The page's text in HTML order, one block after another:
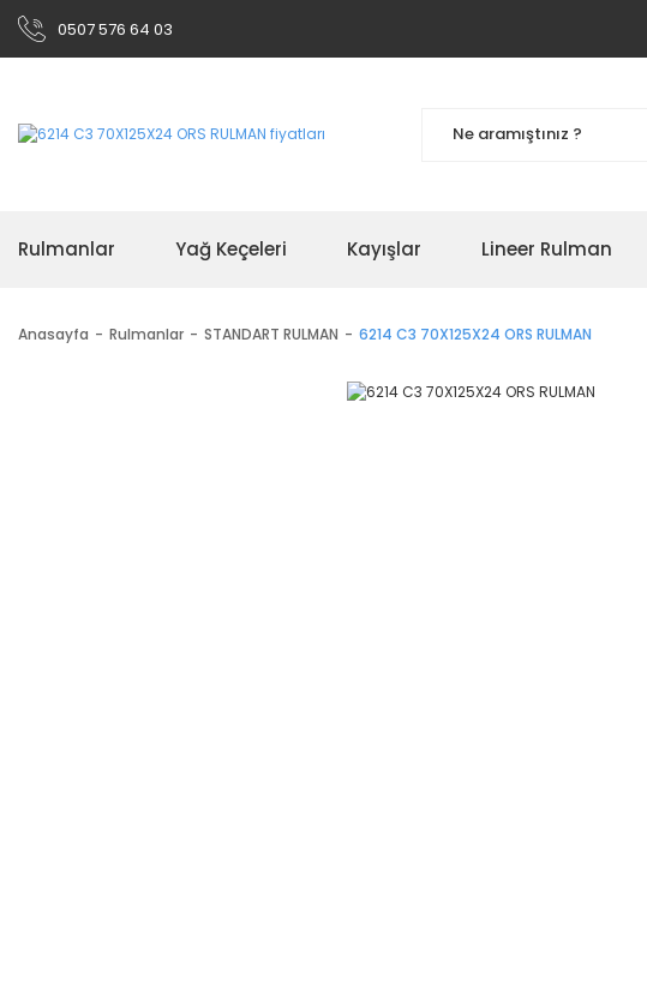
0507 576 64 03
Rulmanlar Yağ Keçeleri Kayışlar Lineer Rulman
Anasayfa Rulmanlar STANDART RULMAN 6214 C3 70X125X24 ORS RULMAN